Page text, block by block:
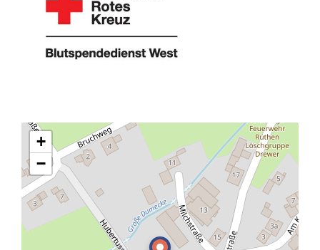
+
−